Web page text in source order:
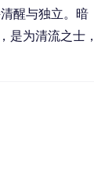
醒与独立。暗
是为清流之士